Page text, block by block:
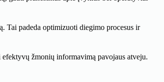
Tai padeda optimizuoti diegimo procesus ir
žmonių informavimą pavojaus atveju.